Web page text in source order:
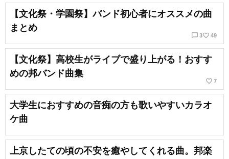
【文化祭・学園祭】バンド初心者にオススメの曲
まとめ
chat_bubble_outline 3favorite_border 49
【文化祭】高校生がライブで盛り上がる！おすす
めの邦バンド曲集
favorite_border 7
大学生におすすめの音痴の方も歌いやすいカラオ
ケ曲
上京したての頃の不安を癒やしてくれる曲。邦楽